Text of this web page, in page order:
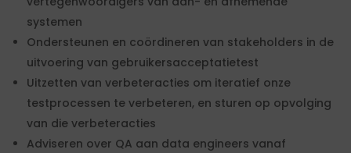
systemen
Ondersteunen en coördineren van stakeholders in de
uitvoering van gebruikersacceptatietest
Uitzetten van verbeteracties om iteratief onze
testprocessen te verbeteren, en sturen op opvolging
van die verbeteracties
Adviseren over QA aan data engineers vanaf